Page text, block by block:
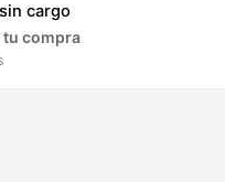
cargo
tu compra